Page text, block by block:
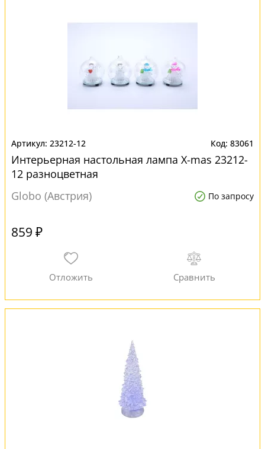
23212-12 83061
Интерьерная настольная лампа X-mas 23212-
12 разноцветная
Globo (Австрия)
По запросу
859 ₽